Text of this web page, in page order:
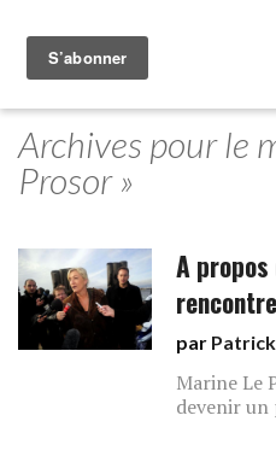
Archives pour le
Prosor »
A
rencontre
par
Marine Le
devenir